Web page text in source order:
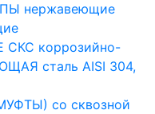
нержавеющие
коррозийно-
сталь AISI 304,
со сквозной